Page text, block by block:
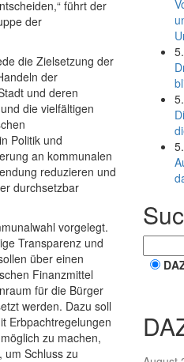
führt der
der
die Zielsetzung der
der
und deren
die vielfältigen
Politik und
an kommunalen
reduzieren und
durchsetzbar
vorgelegt.
Transparenz und
über einen
Finanzmittel
für die Bürger
werden. Dazu soll
Erbpachtregelungen
zu machen,
Schluss zu